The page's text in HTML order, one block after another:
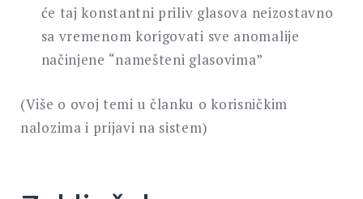
će taj konstantni priliv glasova neizostavno
sa vremenom korigovati sve anomalije
načinjene “namešteni glasovima”
(Više o ovoj temi u članku o korisničkim
nalozima i prijavi na sistem)